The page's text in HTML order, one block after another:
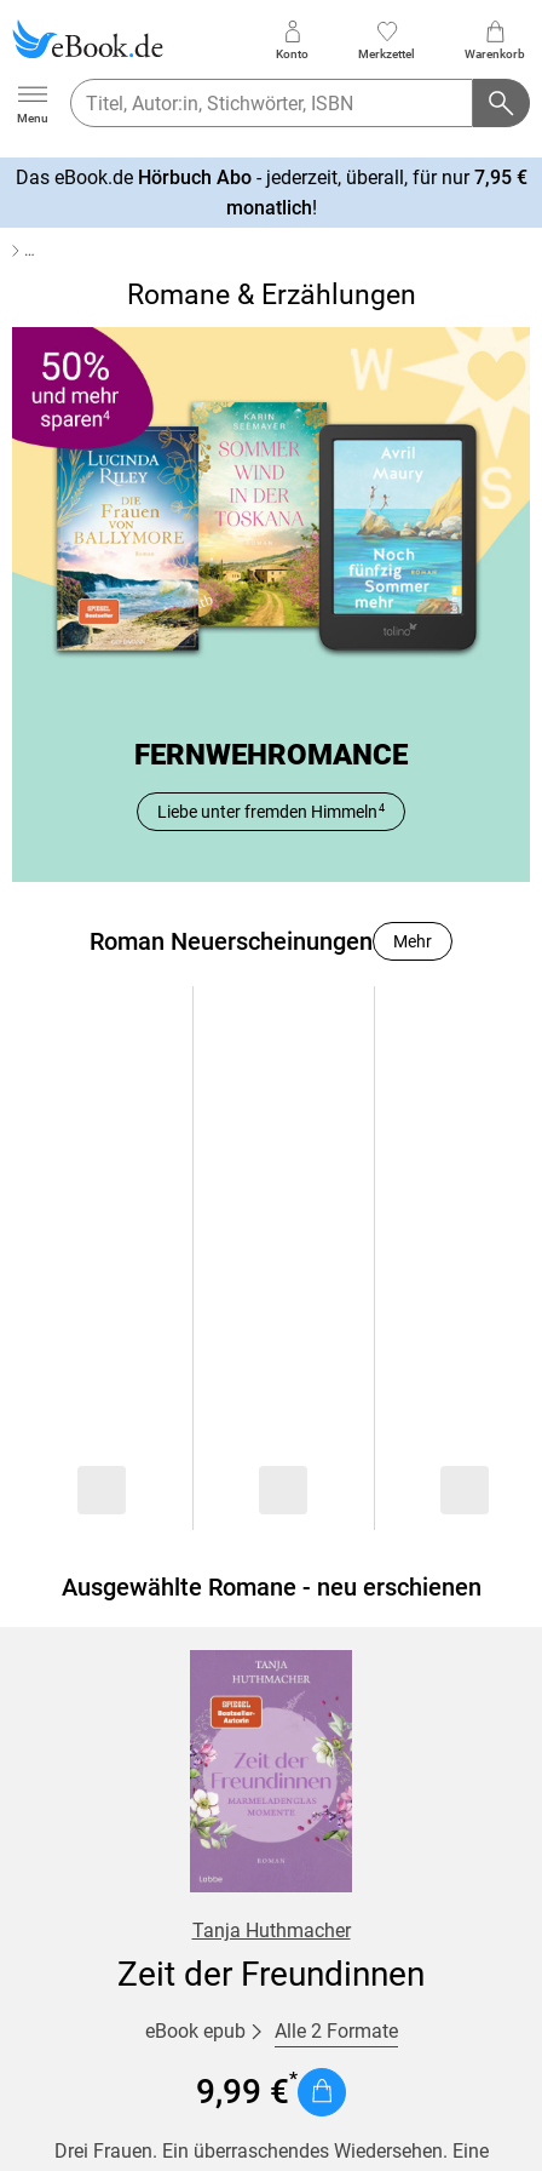
Ebook.de
Menu
Konto Merkzettel Warenkorb
Das eBook.de Hörbuch Abo- jederzeit, überall, für nur7,95 €
monatlich!
…
Romane & Erzählungen
FERNWEHROMANCE
Liebe unter fremden Himmeln 4
Roman Neuerscheinungen Mehr
Ausgewählte Romane - neu erschienen
Tanja Huthmacher
Zeit der Freundinnen
eBook epub Alle 2 Formate
9,99 €
Drei Frauen. Ein überraschendes Wiedersehen. Eine